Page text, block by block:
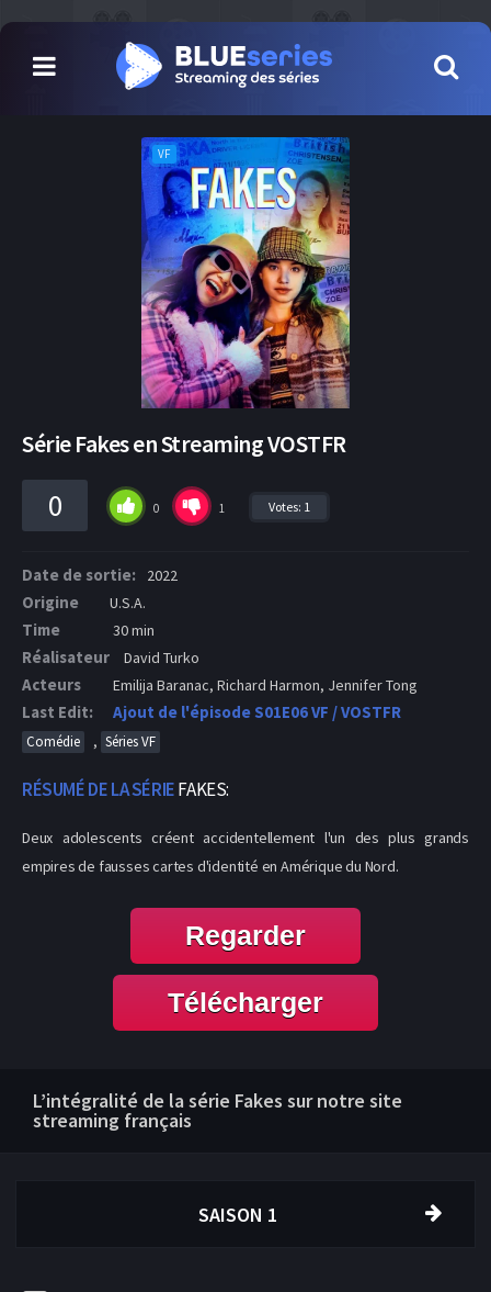
VF
Série Fakes en Streaming VOSTFR
0 0 1 Votes: 1
Date de sortie: 2022
Origine U.S.A.
Time 30 min
Réalisateur David Turko
Acteurs Emilija Baranac, Richard Harmon, Jennifer Tong
Last Edit: Ajout de l'épisode S01E06 VF / VOSTFR
Comédie , Séries VF
RÉSUMÉ DE LA SÉRIEFAKES:
Deux adolescents créent accidentellement l'un des plus grands
empires de fausses cartes d'identité en Amérique du Nord.
Regarder
Télécharger
L’intégralité de la série Fakes sur notre site
streaming français
SAISON 1